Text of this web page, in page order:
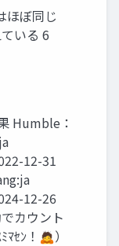
ほぼ同じ
いる 6
Humble：
12-31
12-26
カウント
ｾﾝ！🙇）